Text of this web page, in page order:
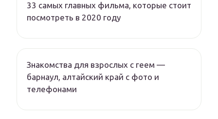
33 самых главных фильма, которые стоит
посмотреть в 2020 году
Знакомства для взрослых с геем —
барнаул, алтайский край с фото и
телефонами